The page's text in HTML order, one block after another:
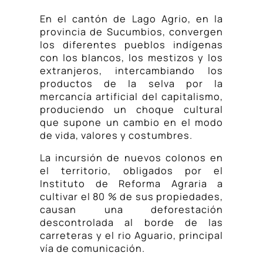
En el cantón de Lago Agrio, en la
provincia de Sucumbios, convergen
los diferentes pueblos indígenas
con los blancos, los mestizos y los
extranjeros, intercambiando los
productos de la selva por la
mercancía artificial del capitalismo,
produciendo un choque cultural
que supone un cambio en el modo
de vida, valores y costumbres.
La incursión de nuevos colonos en
el territorio, obligados por el
Instituto de Reforma Agraria a
cultivar el 80 % de sus propiedades,
causan una deforestación
descontrolada al borde de las
carreteras y el rio Aguario, principal
vía de comunicación.